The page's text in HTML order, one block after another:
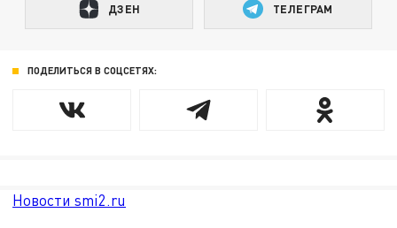
ДЗЕН ТЕЛЕГРАМ
ПОДЕЛИТЬСЯ В СОЦСЕТЯХ:
Новости smi2.ru